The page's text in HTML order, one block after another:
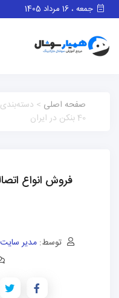
جمعه ، 16 مرداد 1405
صفحه اصلی >
40 بنکن در ایران
فروش انواع اتصالات رده 40
توسط:مدیر سایت